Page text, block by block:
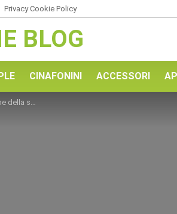
Privacy Cookie Policy
BLOG
CINAFONINI ACCESSORI
storia?